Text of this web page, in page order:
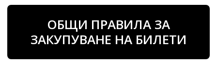
ОБЩИ ПРАВИЛА ЗА
ЗАКУПУВАНЕ НА БИЛЕТИ